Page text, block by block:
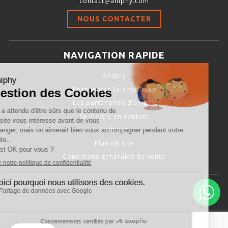
Stimulation-évaluation Thermique
ACTIVITÉ LOCOMOTRICE ET EXPLORATOIRE
COORDINATION ET SENSORI-MOTEUR
INTERACTION SOCIALE
RYTHMES CIRCADIENS
DÉVELOPPEMENTS À FAÇON
PORTIQUES & STATIONS D’ANÉSTHÉSIE
ASPIRATEURS ET CARTOUCHES CHARBON ACTIF
ÉVAPORATEURS
NOUS CONTACTER
NAVIGATION RAPIDE
Aniphy
Ressources Scientifiques
Les partenaires d’aniphy
Se mettre en contact
Archives
Plan de site
Conditions générales de vente